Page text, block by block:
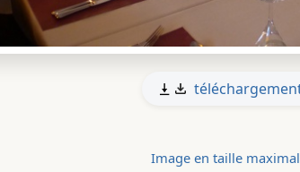
Image en taille